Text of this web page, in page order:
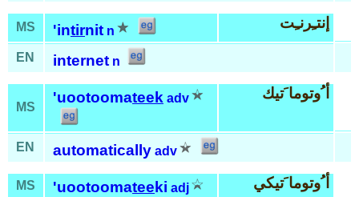
MS 'intirnit n إنتـِرنـِت
EN internet n
MS
'uootoomateek adv أ ُوتوما َتيك
EN automatically adv
MS 'uootoomatee ki adj أ ُوتوما َتيكي